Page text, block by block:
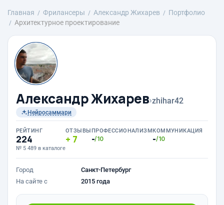
Главная Фрилансеры Александр Жихарев
Портфолио
Архитектурное проектирование
Александр Жихарев›zhihar42
Нейросаммари
РЕЙТИНГ
224
№ 5 489 в каталоге
ОТЗЫВЫ
7
ПРОФЕССИОНАЛИЗМ
-/10
КОММУНИКАЦИЯ
-/10
Город
Санкт-Петербург
На сайте с
2015 года